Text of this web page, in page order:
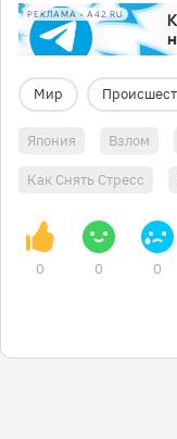
РЕКЛАМА • A42.RU
Мир
Япония Взлом
Как Снять Стресс
0 0 0